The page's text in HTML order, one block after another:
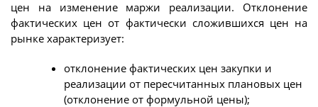
цен на изменение маржи реализации. Отклонение
фактических цен от фактически сложившихся цен на
рынке характеризует:
отклонение фактических цен закупки и
реализации от пересчитанных плановых цен
(отклонение от формульной цены);